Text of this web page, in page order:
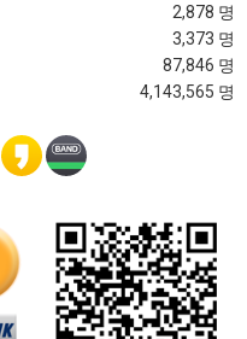
2,878 명
3,373 명
87,846 명
4,143,565 명